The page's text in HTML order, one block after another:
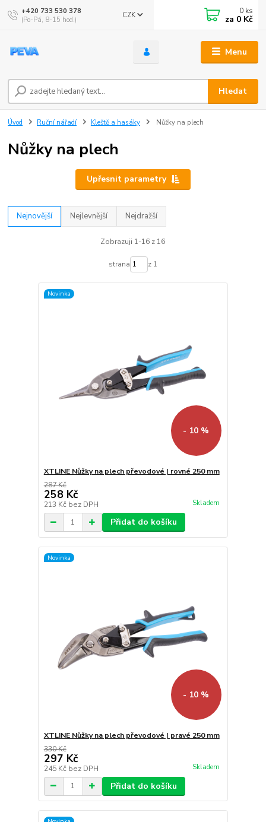
Menu
CZK
Hledat
+420 733 530 378
(Po-Pá, 8-15 hod.)
0 ks
za 0 Kč
Úvod Ruční nářadí Kleště a hasáky Nůžky na plech
Nůžky na plech
Upřesnit parametry
Nejnovější Nejlevnější Nejdražší
Zobrazuji 1-16 z 16
strana z 1
Novinka
- 10 %
XTLINE Nůžky na plech převodové | rovné 250 mm
287 Kč
258 Kč
213 Kč bez DPH Skladem
Přidat do košíku
Novinka
- 10 %
XTLINE Nůžky na plech převodové | pravé 250 mm
330 Kč
297 Kč
245 Kč bez DPH Skladem
Přidat do košíku